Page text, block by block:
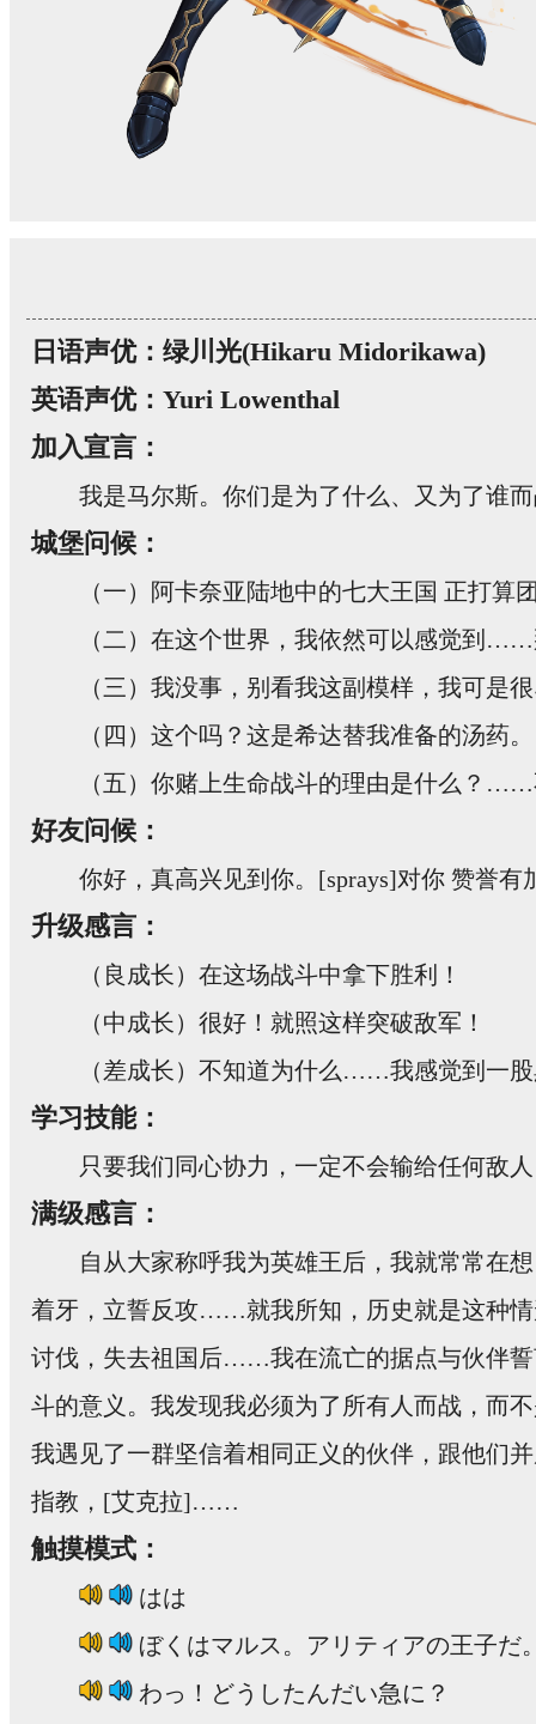
日语声优：绿川光(Hikaru Midorikawa)
英语声优：Yuri Lowenthal
加入宣言：
我是马尔斯。你们是为了什么、又为了谁
城堡问候：
（一）阿卡奈亚陆地中的七大王国 正打
（二）在这个世界，我依然可以感觉到
（三）我没事，别看我这副模样，我可是
（四）这个吗？这是希达替我准备的汤
（五）你赌上生命战斗的理由是什么？
好友问候：
你好，真高兴见到你。[sprays]对你 赞誉有
升级感言：
（良成长）在这场战斗中拿下胜利！
（中成长）很好！就照这样突破敌军！
（差成长）不知道为什么……我感觉到一
学习技能：
只要我们同心协力，一定不会输给任何敌
满级感言：
自从大家称呼我为英雄王后，我就常常在
着牙，立誓反攻……就我所知，历史就是这种
讨伐，失去祖国后……我在流亡的据点与伙伴
斗的意义。我发现我必须为了所有人而战，而
我遇见了一群坚信着相同正义的伙伴，跟他们
指教，[艾克拉]……
触摸模式：
はは
ぼくはマルス。アリティアの王子だ
わっ！どうしたんだい急に？